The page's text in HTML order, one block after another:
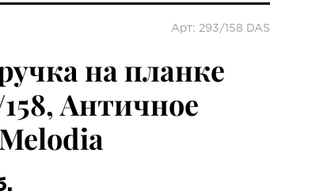
Арт: 293/158 DAS
на планке
Античное